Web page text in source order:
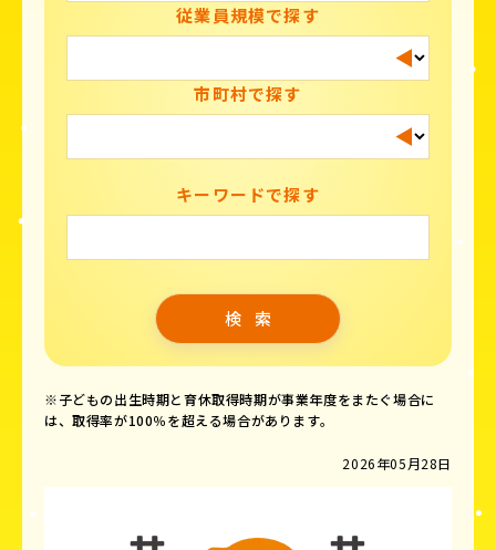
従業員規模で探す
市町村で探す
キーワードで探す
※子どもの出生時期と育休取得時期が事業年度をまたぐ場合に
は、取得率が100％を超える場合があります。
2026年05月28日